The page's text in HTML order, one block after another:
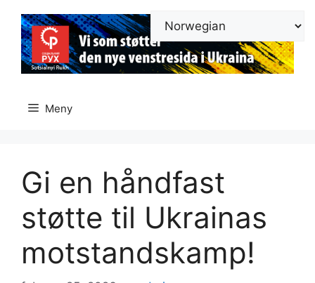
innhold
Meny
Gi en håndfast
støtte til Ukrainas
motstandskamp!